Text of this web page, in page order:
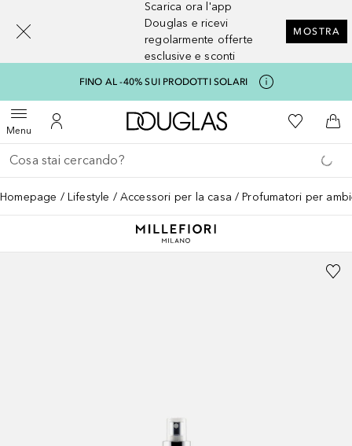
Scarica ora l'app
Douglas e ricevi
regolarmente offerte
esclusive e sconti
MOSTRA
FINO AL -40% SUI PRODOTTI SOLARI
MenuApri menuAl Mio Account
A Douglas HomeAlla Mia
Al
Torna indietro
Esegui ricerca
Homepage Lifestyle Accessori per la casa Profumatori per
[navigation.slideout.screenreader]